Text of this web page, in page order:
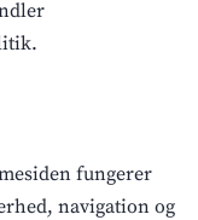
fungerer
navigation og